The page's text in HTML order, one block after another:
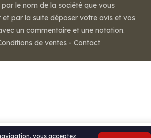
vous acceptez
le nom de la société que vous
et par la suite déposer votre avis et vos
un commentaire et une notation.
de ventes - Contact